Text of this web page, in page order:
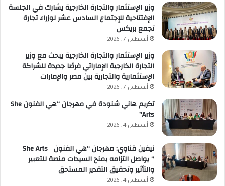
وزير الإستثمار والتجارة الخارجية يشارك في الجلسة
الإفتتاحية للإجتماع السادس عشر لوزراء تجارة
تجمع بريكس
أغسطس 7, 2026
وزير الإستثمار والتجارة الخارجية يبحث مع وزير
التجارة الخارجية الإماراتي فرصًا جديدة للشراكة
الإستثمارية والتجارية بين مصر والإمارات
أغسطس 7, 2026
تكريم هاني شنودة في مهرجان “هي الفنون She
Arts”
أغسطس 4, 2026
نيفين قناوي: مهرجان “هي الفنون She Arts
” يواصل التزامه بمنح السيدات منصة للتعبير
والتأثير وتحقيق التقدير المستحق
أغسطس 4, 2026